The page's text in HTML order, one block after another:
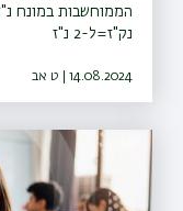
נק"ז=ל-2 נ"ז
14.08.2024 | ט אב